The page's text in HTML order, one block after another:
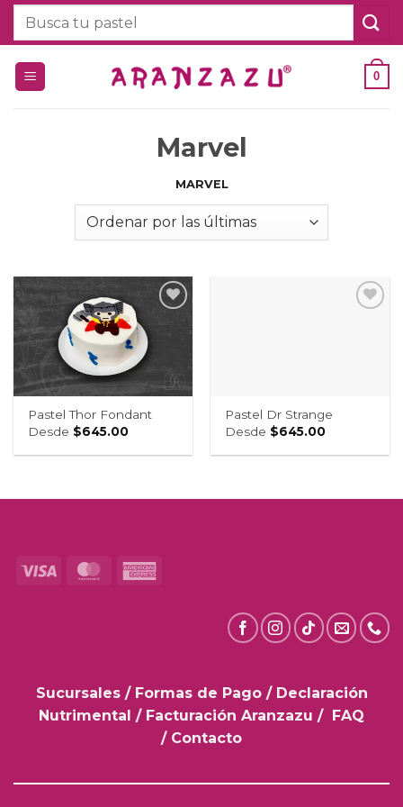
Saltar
Buscar
0
Marvel
MARVEL
Pastel Thor Fondant
Desde $645.00
Pastel Dr Strange
Desde $645.00
Visa MasterCard
Sucursales / Formas de Pago/ Declaración
Nutrimental / Facturación Aranzazu / FAQ
/ Contacto